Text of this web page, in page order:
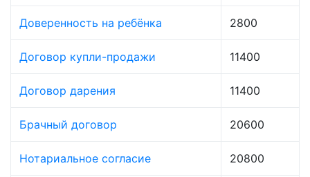
Доверенность на ребёнка 2800
Договор купли-продажи 11400
Договор дарения 11400
Брачный договор 20600
Нотариальное согласие 20800